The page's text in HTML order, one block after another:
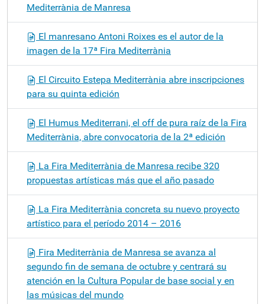
Mediterrània de Manresa
El manresano Antoni Roixes es el autor de la
imagen de la 17ª Fira Mediterrània
El Circuito Estepa Mediterrània abre inscripciones
para su quinta edición
El Humus Mediterrani, el off de pura raíz de la Fira
Mediterrània, abre convocatoria de la 2ª edición
La Fira Mediterrània de Manresa recibe 320
propuestas artísticas más que el año pasado
La Fira Mediterrània concreta su nuevo proyecto
artístico para el período 2014 – 2016
Fira Mediterrània de Manresa se avanza al
segundo fin de semana de octubre y centrará su
atención en la Cultura Popular de base social y en
las músicas del mundo